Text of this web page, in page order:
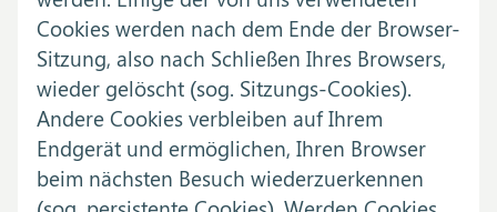
Cookies werden nach dem Ende der Browser-
Sitzung, also nach Schließen Ihres Browsers,
wieder gelöscht (sog. Sitzungs-Cookies).
Andere Cookies verbleiben auf Ihrem
Endgerät und ermöglichen, Ihren Browser
beim nächsten Besuch wiederzuerkennen